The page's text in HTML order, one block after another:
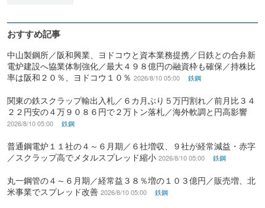
おすすめ記事
中山製鋼所／阪和興業、ヨドコウと資本業務提携／日鉄との合弁新
電炉建設へ協業体制強化／最大４９８億円の融資枠も確保／持株比
率は阪和２０％、ヨドコウ１０％ 2026/8/10 05:00 鉄鋼
関東の鉄スクラップ輸出入札／６カ月ぶり５万円割れ／前月比３４
２２円安の４万９０８６円で２万トン落札／海外軟調と円高影響
2026/8/10 05:00 鉄鋼
普通鋼電炉１１社の４～６月期／６社増収、９社が経常減益・赤字
／スクラップ高でメタルスプレッド縮小 2026/8/10 05:00 鉄鋼
丸一鋼管の４～６月期／経常益３８％増の１０３億円／販売増、北
米事業でスプレッド改善 2026/8/10 05:00 鉄鋼